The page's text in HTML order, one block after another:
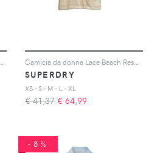
SUPERDRY
XS - S - M - L - XL
€ 41,37 € 64,99
-8%